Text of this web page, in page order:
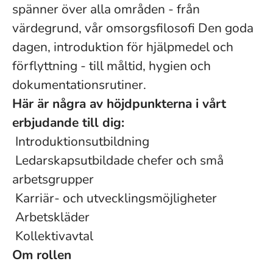
spänner över alla områden - från
värdegrund, vår omsorgsfilosofi Den goda
dagen, introduktion för hjälpmedel och
förflyttning - till måltid, hygien och
dokumentationsrutiner.
Här är några av höjdpunkterna i vårt
erbjudande till dig:
Introduktionsutbildning
Ledarskapsutbildade chefer och små
arbetsgrupper
Karriär- och utvecklingsmöjligheter
Arbetskläder
Kollektivavtal
Om rollen